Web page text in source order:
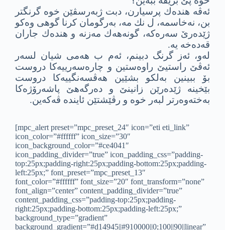
ئه‌ڤه‌ هنده‌ك پرسیارن، دبت ژبه‌رسڤێن خوه‌ گرنگتر
بن، نه‌خاسمه‌، ل نك مه‌، به‌رگومان كرنا گوهى وه‌كو
ژێده‌رێ سه‌ره‌كه‌، گونه‌هه‌ك مه‌زنه‌ و هنده‌ك جاران
قه‌ده‌خه‌ یه‌.
له‌و، ئه‌ز گرنگ دبینم، ئه‌م ب هه‌مى شیان لسه‌ر
ئه‌ڤێ راستیێ راوه‌ستین و چاره‌سه‌رییه‌كا دروست
بۆ ببینین به‌لكو بشێین هه‌ڤسه‌نگییه‌كا دروست
بێخینه‌ ژێده‌رێن زانینێ و ده‌رگه‌هێ پاشه‌رۆژه‌كا
به‌خته‌وه‌رتر لبه‌ر خوه‌ و رڤێشتێن ئاینده‌ ڤه‌كه‌ین.
[mpc_alert preset=”mpc_preset_24″ icon=”eti eti_link”
icon_color=”#ffffff” icon_size=”30″
icon_background_color=”#ce4041″
icon_padding_divider=”true” icon_padding_css=”padding-
top:25px;padding-right:25px;padding-bottom:25px;padding-
left:25px;” font_preset=”mpc_preset_13″
font_color=”#ffffff” font_size=”20″ font_transform=”none”
font_align=”center” content_padding_divider=”true”
content_padding_css=”padding-top:25px;padding-
right:25px;padding-bottom:25px;padding-left:25px;”
background_type=”gradient”
background_gradient=”#d14945||#910000||0;100||90||linear”